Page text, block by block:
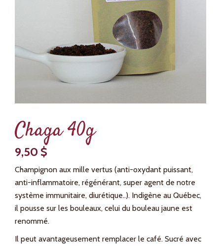
Chaga 40g
9,50 $
Champignon aux mille vertus (anti-oxydant puissant,
anti-inflammatoire, régénérant, super agent de notre
système immunitaire, diurétique..). Indigène au Québec,
il pousse sur les bouleaux, celui du bouleau jaune est
renommé.
Il peut avantageusement remplacer le café. Sucré avec